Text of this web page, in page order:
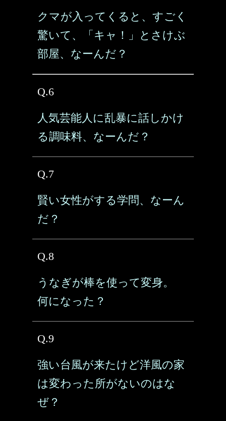
クマが入ってくると、すごく
驚いて、「キャ！」とさけぶ
部屋、なーんだ？
Q.6
人気芸能人に乱暴に話しかけ
る調味料、なーんだ？
Q.7
賢い女性がする学問、なーん
だ？
Q.8
うなぎが棒を使って変身。
何になった？
Q.9
強い台風が来たけど洋風の家
は変わった所がないのはな
ぜ？